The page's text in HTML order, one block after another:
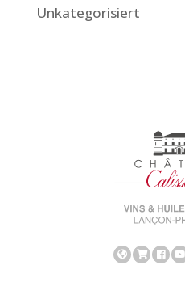
Unkategorisiert